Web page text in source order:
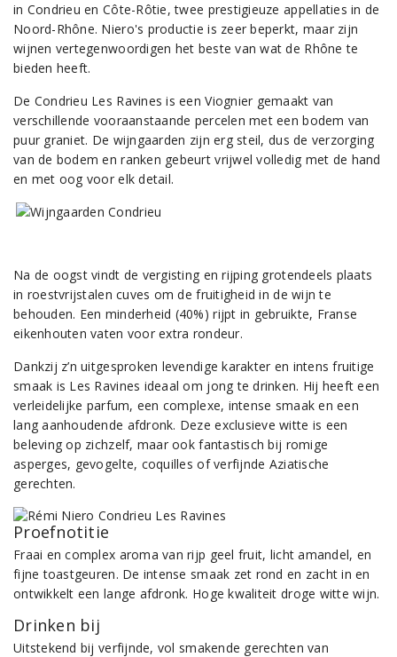
in Condrieu en Côte-Rôtie, twee prestigieuze appellaties in de
Noord-Rhône. Niero's productie is zeer beperkt, maar zijn
wijnen vertegenwoordigen het beste van wat de Rhône te
bieden heeft.
De Condrieu Les Ravines is een Viognier gemaakt van
verschillende vooraanstaande percelen met een bodem van
puur graniet. De wijngaarden zijn erg steil, dus de verzorging
van de bodem en ranken gebeurt vrijwel volledig met de hand
en met oog voor elk detail.
Na de oogst vindt de vergisting en rijping grotendeels plaats
in roestvrijstalen cuves om de fruitigheid in de wijn te
behouden. Een minderheid (40%) rijpt in gebruikte, Franse
eikenhouten vaten voor extra rondeur.
Dankzij z’n uitgesproken levendige karakter en intens fruitige
smaak is Les Ravines ideaal om jong te drinken. Hij heeft een
verleidelijke parfum, een complexe, intense smaak en een
lang aanhoudende afdronk. Deze exclusieve witte is een
beleving op zichzelf, maar ook fantastisch bij romige
asperges, gevogelte, coquilles of verfijnde Aziatische
gerechten.
Proefnotitie
Fraai en complex aroma van rijp geel fruit, licht amandel, en
fijne toastgeuren. De intense smaak zet rond en zacht in en
ontwikkelt een lange afdronk. Hoge kwaliteit droge witte wijn.
Drinken bij
Uitstekend bij verfijnde, vol smakende gerechten van